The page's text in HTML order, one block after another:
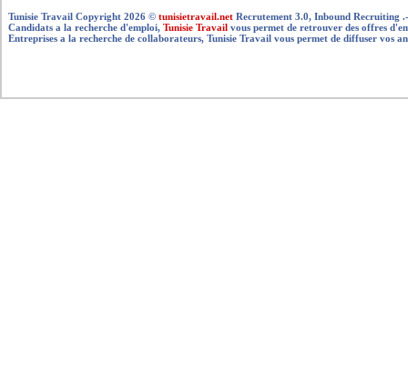
Tunisie Travail Copyright 2026 ©tunisietravail.net Recrutement 3.0, Inbound Recruiting
Candidats a la recherche d'emploi,Tunisie Travail vous permet de retrouver des offres
Entreprises a la recherche de collaborateurs, Tunisie Travail vous permet de diffuser vos